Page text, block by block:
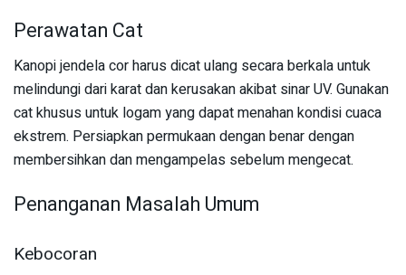
Perawatan Cat
Kanopi jendela cor harus dicat ulang secara berkala untuk
melindungi dari karat dan kerusakan akibat sinar UV. Gunakan
cat khusus untuk logam yang dapat menahan kondisi cuaca
ekstrem. Persiapkan permukaan dengan benar dengan
membersihkan dan mengampelas sebelum mengecat.
Penanganan Masalah Umum
Kebocoran